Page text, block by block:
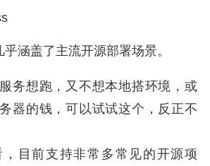
涵盖了主流开源部署场景。
务想跑，又不想本地搭环境，或
器的钱，可以试试这个，反正不
目前支持非常多常见的开源项